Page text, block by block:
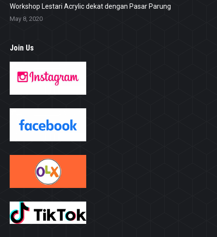
Workshop Lestari Acrylic dekat dengan Pasar Parung
May 8, 2020
Join Us